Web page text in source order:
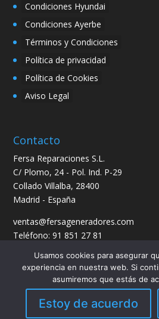
Condiciones Hyundai
Condiciones Ayerbe
Términos y Condiciones
Política de privacidad
Política de Cookies
Aviso Legal
Contacto
Fersa Reparaciones S.L.
C/ Plomo, 24 - Pol. Ind. P-29
Collado Villalba, 28400
Madrid - España
ventas@fersageneradores.com
Teléfono: 91 851 27 81
Usamos cookies para asegurar
experiencia en nuestra web. Si
asumiremos que estás de
Estoy de acuerdo